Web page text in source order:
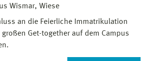
Wismar, Wiese
an die Feierliche Immatrikulation
Get-together auf dem Campus